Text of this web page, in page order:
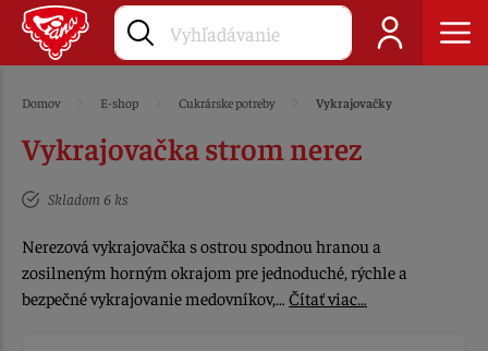
Domov E-shop Cukrárske potreby Vykrajovačky
Vykrajovačka strom nerez
Skladom 6 ks
Nerezová vykrajovačka s ostrou spodnou hranou a
zosilneným horným okrajom pre jednoduché, rýchle a
bezpečné vykrajovanie medovníkov,… Čítať viac…